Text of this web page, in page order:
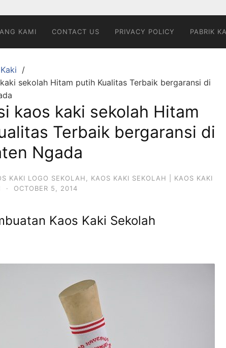
KAMI CONTACT US PRIVACY POLICY PABRIK
sekolah Hitam putih Kualitas Terbaik bergaransi di
kaos kaki sekolah Hitam
Terbaik bergaransi di
Ngada
KAKI LOGO SEKOLAH
KAOS KAKI SEKOLAH | KAOS KAKI
· OCTOBER 5, 2014
Kaos Kaki Sekolah